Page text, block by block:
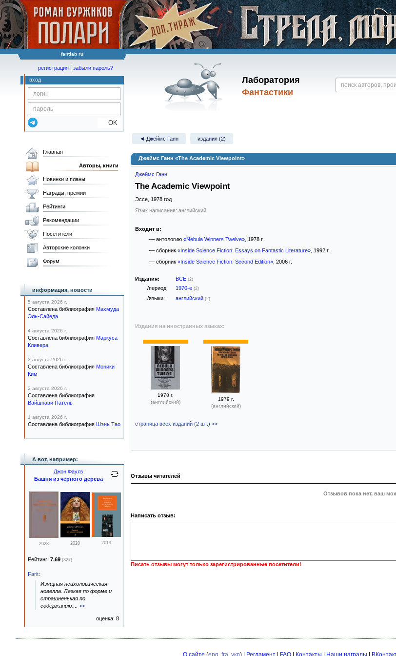
fantlab ru
Лаборатория
Фантастики
регистрация | забыли пароль?
вход
OK
◄ Джеймс Ганн издания (2)
Джеймс Ганн «The Academic Viewpoint»
Джеймс Ганн
The Academic Viewpoint
Эссе, 1978 год
Язык написания: английский
Входит в:
— антологию «Nebula Winners Twelve», 1978 г.
— сборник «Inside Science Fiction: Essays on Fantastic Literature», 1992 г.
— сборник «Inside Science Fiction: Second Edition», 2006 г.
Издания: ВСЕ (2)
/период: 1970-е (2)
/языки: английский (2)
Издания на иностранных языках:
1978 г.
(английский)
1979 г.
(английский)
страница всех изданий (2 шт.) >>
Отзывы читателей
Отзывов пока нет, ваш
Написать отзыв:
Писать отзывы могут только зарегистрированные посетители!
Главная
Авторы, книги
Новинки и планы
Награды, премии
Рейтинги
Рекомендации
Посетители
Авторские колонки
Форум
информация, новости
5 августа 2026 г.
Составлена библиография Махмуда
Эль-Сайеда
4 августа 2026 г.
Составлена библиография Маркуса
Кливера
3 августа 2026 г.
Составлена библиография Моники
Ким
2 августа 2026 г.
Составлена библиография
Вайшнави Патель
1 августа 2026 г.
Составлена библиография Шэнь Тао
А вот, например:
Джон Фаулз
Башня из чёрного дерева
2023 2020 2019
Рейтинг: 7.69 (327)
Farit:
Изящная психологическая
новелла. Легкая по форме и
страшненькая по
содержанию.
>>
оценка: 8
О сайте (eng fra укр) | Регламент FAQ Контакты Наши награды